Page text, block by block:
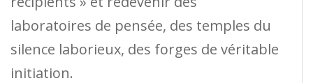
laboratoires de pensée, des temples du
silence laborieux, des forges de véritable
initiation.